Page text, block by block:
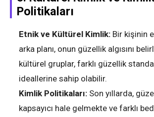
Politikaları
Etnik ve Kültürel Kimlik: Bir kişinin
arka planı, onun güzellik algısını
kültürel gruplar, farklı güzellik
ideallerine sahip olabilir.
Kimlik Politikaları: Son yıllarda,
kapsayıcı hale gelmekte ve farklı